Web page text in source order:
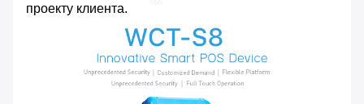
проекту клиента.